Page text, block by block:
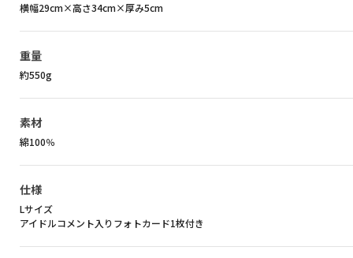
横幅29cm×高さ34cm×厚み5cm
重量
約550g
素材
綿100％
仕様
Lサイズ
アイドルコメント入りフォトカード1枚付き